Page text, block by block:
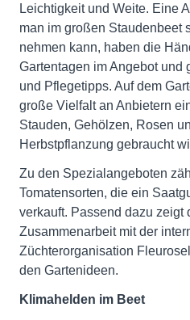
Leichtigkeit und Weite. Eine
man im großen Staudenbeet
nehmen kann, haben die
Gartentagen im Angebot und
und Pflegetipps. Auf dem
große Vielfalt an Anbietern
Stauden, Gehölzen, Rosen
Herbstpflanzung gebraucht
Zu den Spezialangeboten
Tomatensorten, die ein
verkauft. Passend dazu zeigt
Zusammenarbeit mit der
Züchterorganisation
den Gartenideen.
Klimahelden im Beet